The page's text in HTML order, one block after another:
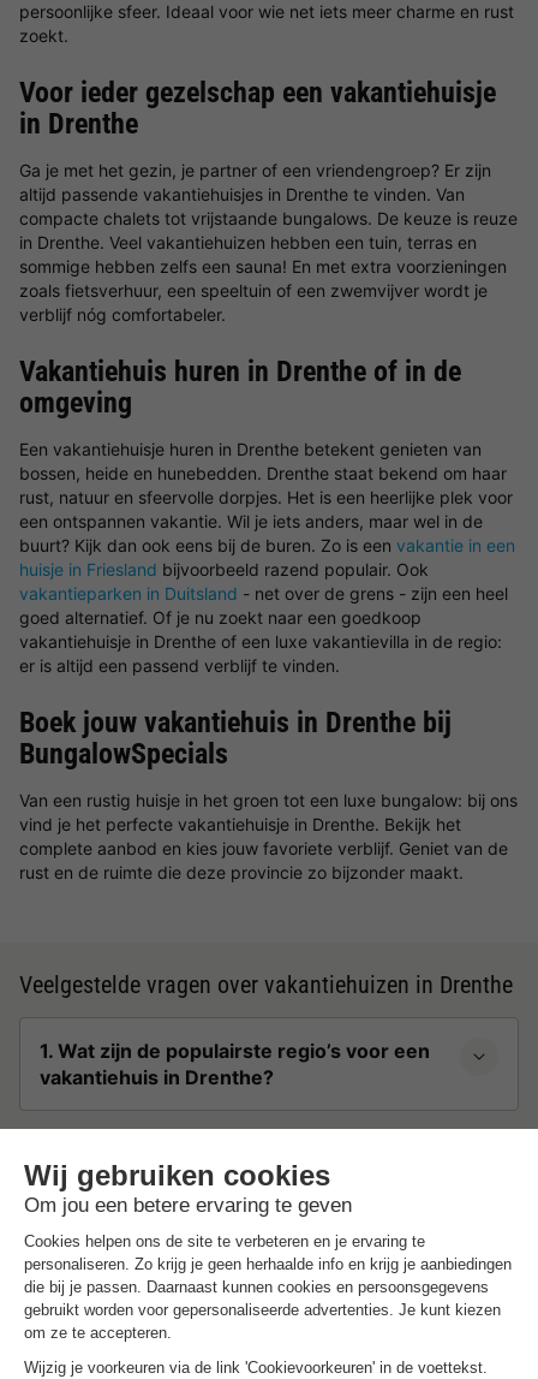
persoonlijke sfeer. Ideaal voor wie net iets meer charme en rust
zoekt.
Voor ieder gezelschap een vakantiehuisje
in Drenthe
Ga je met het gezin, je partner of een vriendengroep? Er zijn
altijd passende vakantiehuisjes in Drenthe te vinden. Van
compacte chalets tot vrijstaande bungalows. De keuze is reuze
in Drenthe. Veel vakantiehuizen hebben een tuin, terras en
sommige hebben zelfs een sauna! En met extra voorzieningen
zoals fietsverhuur, een speeltuin of een zwemvijver wordt je
verblijf nóg comfortabeler.
Vakantiehuis huren in Drenthe of in de
omgeving
Een vakantiehuisje huren in Drenthe betekent genieten van
bossen, heide en hunebedden. Drenthe staat bekend om haar
rust, natuur en sfeervolle dorpjes. Het is een heerlijke plek voor
een ontspannen vakantie. Wil je iets anders, maar wel in de
buurt? Kijk dan ook eens bij de buren. Zo is een vakantie in een
huisje in Friesland bijvoorbeeld razend populair. Ook
vakantieparken in Duitsland - net over de grens - zijn een heel
goed alternatief. Of je nu zoekt naar een goedkoop
vakantiehuisje in Drenthe of een luxe vakantievilla in de regio:
er is altijd een passend verblijf te vinden.
Boek jouw vakantiehuis in Drenthe bij
BungalowSpecials
Van een rustig huisje in het groen tot een luxe bungalow: bij ons
vind je het perfecte vakantiehuisje in Drenthe. Bekijk het
complete aanbod en kies jouw favoriete verblijf. Geniet van de
rust en de ruimte die deze provincie zo bijzonder maakt.
Veelgestelde vragen over vakantiehuizen in Drenthe
1. Wat zijn de populairste regio’s voor een
vakantiehuis in Drenthe?
2. Zijn er ook luxe vakantiehuizen in
Drenthe beschikbaar?
3. Kan ik een vakantiehuis in Drenthe
huren met mijn hond?